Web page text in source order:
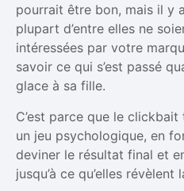
pourrait être bon, mais il y
plupart d’entre elles ne
intéressées par votre
savoir ce qui s’est passé
glace à sa fille.
C’est parce que le
un jeu psychologique, en
deviner le résultat final et
jusqu’à ce qu’elles révèlent